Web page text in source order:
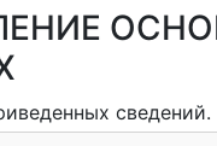
сведений.